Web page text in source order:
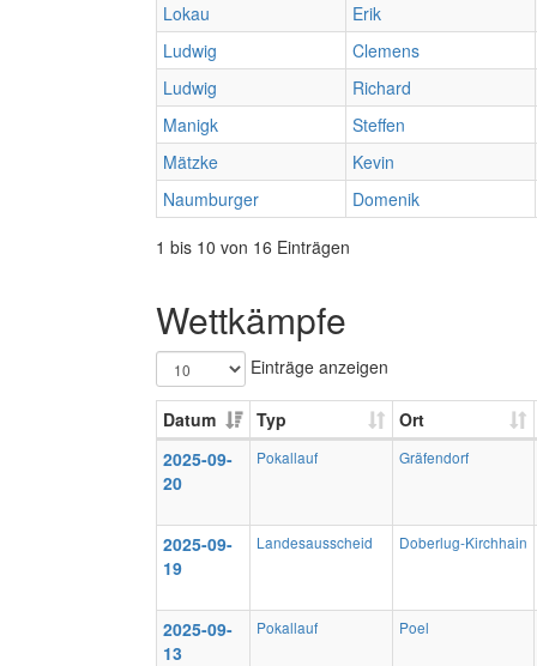
Lokau
Erik
Ludwig
Clemens
Ludwig
Richard
Manigk
Steffen
Mätzke
Kevin
Naumburger
Domenik
1 bis 10 von 16 Einträgen
Wettkämpfe
Einträge anzeigen
Datum Typ
Ort
2025-09-
20
Pokallauf Gräfendorf
2025-09-
19
Landesausscheid Doberlug-Kirchhain
2025-09-
13
Pokallauf Poel